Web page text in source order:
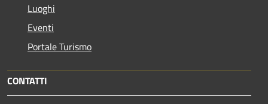
Luoghi
Eventi
Portale Turismo
CONTATTI